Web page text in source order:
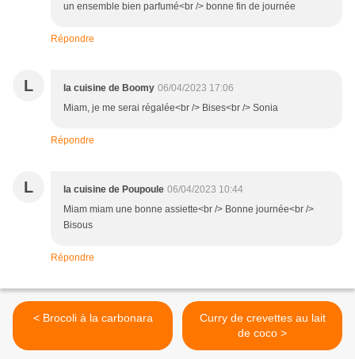
un ensemble bien parfumé<br /> bonne fin de journée
Répondre
L la cuisine de Boomy 06/04/2023 17:06
Miam, je me serai régalée<br /> Bises<br /> Sonia
Répondre
L la cuisine de Poupoule 06/04/2023 10:44
Miam miam une bonne assiette<br /> Bonne journée<br />
Bisous
Répondre
< Brocoli à la carbonara
Curry de crevettes au lait
de coco >